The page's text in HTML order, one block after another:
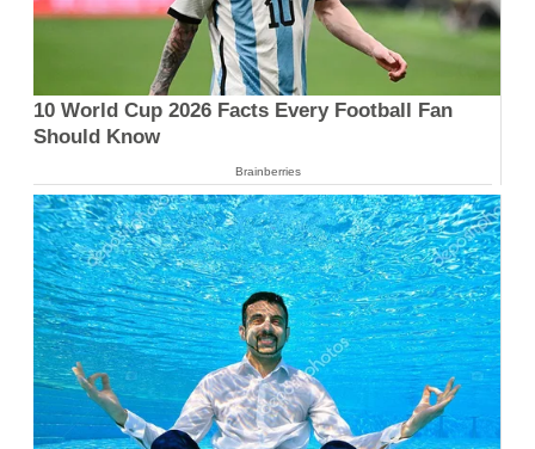
10 World Cup 2026 Facts Every Football Fan
Should Know
Brainberries